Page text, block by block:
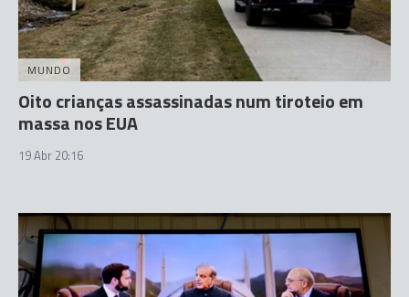
MUNDO
Oito crianças assassinadas num tiroteio em
massa nos EUA
19 Abr 20:16